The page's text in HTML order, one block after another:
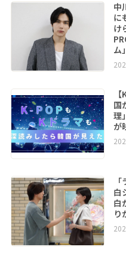
中
に
け
ム
国
理
が
白
白
り